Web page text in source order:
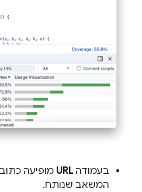
בעמודהURL
המשאב שנותח.